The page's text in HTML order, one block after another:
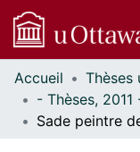
Communautés
et collections
Parcourir
Accueil